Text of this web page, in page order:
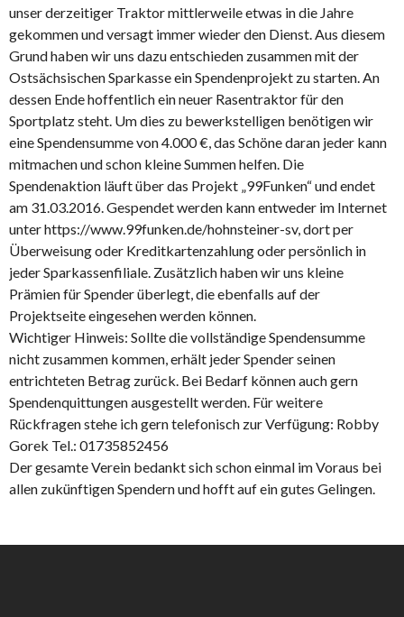
unser derzeitiger Traktor mittlerweile etwas in die Jahre
gekommen und versagt immer wieder den Dienst. Aus diesem
Grund haben wir uns dazu entschieden zusammen mit der
Ostsächsischen Sparkasse ein Spendenprojekt zu starten. An
dessen Ende hoffentlich ein neuer Rasentraktor für den
Sportplatz steht. Um dies zu bewerkstelligen benötigen wir
eine Spendensumme von 4.000 €, das Schöne daran jeder kann
mitmachen und schon kleine Summen helfen. Die
Spendenaktion läuft über das Projekt „99Funken“ und endet
am 31.03.2016. Gespendet werden kann entweder im Internet
unter https://www.99funken.de/hohnsteiner-sv, dort per
Überweisung oder Kreditkartenzahlung oder persönlich in
jeder Sparkassenfiliale. Zusätzlich haben wir uns kleine
Prämien für Spender überlegt, die ebenfalls auf der
Projektseite eingesehen werden können.
Wichtiger Hinweis: Sollte die vollständige Spendensumme
nicht zusammen kommen, erhält jeder Spender seinen
entrichteten Betrag zurück. Bei Bedarf können auch gern
Spendenquittungen ausgestellt werden. Für weitere
Rückfragen stehe ich gern telefonisch zur Verfügung: Robby
Gorek Tel.: 01735852456
Der gesamte Verein bedankt sich schon einmal im Voraus bei
allen zukünftigen Spendern und hofft auf ein gutes Gelingen.